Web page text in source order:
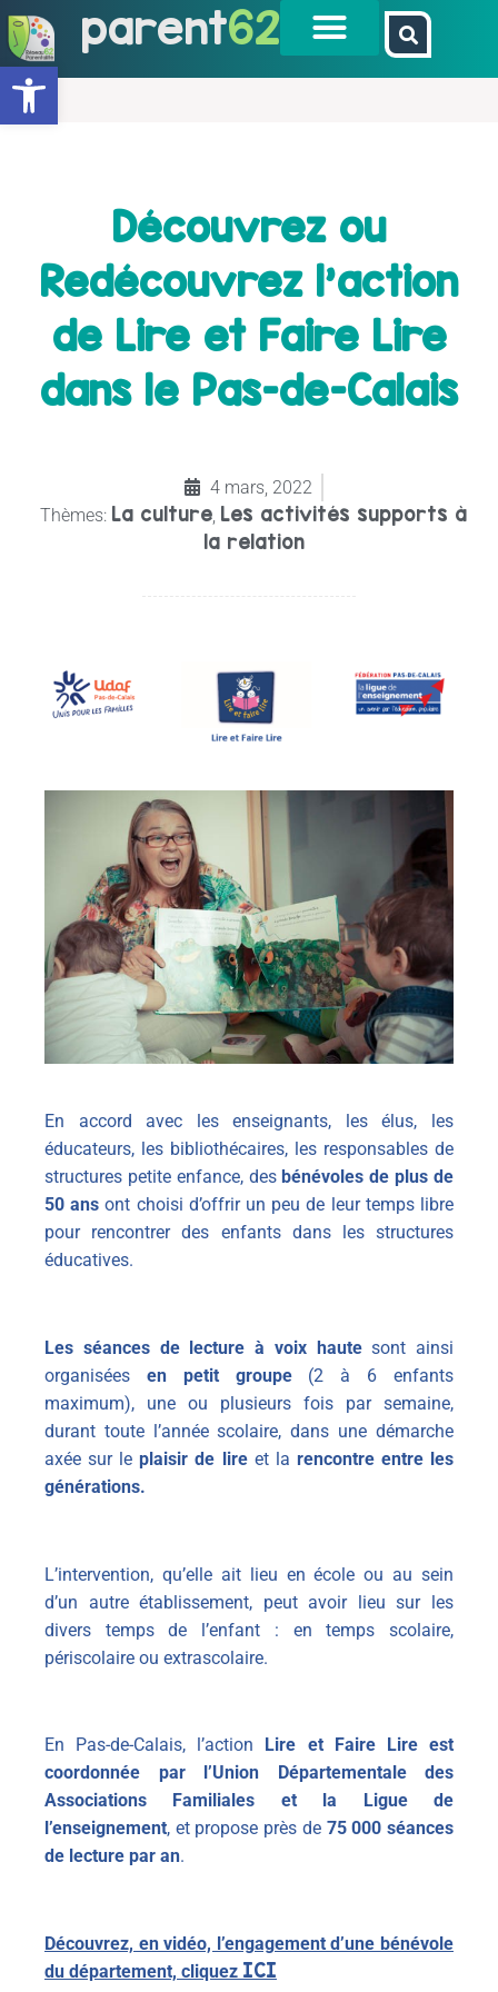
Ouvrir la barre d’outils
parent62
Découvrez ou
Redécouvrez l’action
de Lire et Faire Lire
dans le Pas-de-Calais
4 mars, 2022
Thèmes: La culture Les activités supports à
la relation
En accord avec les enseignants, les élus, les
éducateurs, les bibliothécaires, les responsables de
structures petite enfance, desbénévoles de plus de
50 ans ont choisi d’offrir un peu de leur temps libre
pour rencontrer des enfants dans les structures
éducatives.
Les séances de lecture à voix hautesont ainsi
organisées en petit groupe(2 à 6 enfants
maximum), une ou plusieurs fois par semaine,
durant toute l’année scolaire, dans une démarche
axée sur leplaisir de lireet la rencontre entre les
générations.
L’intervention, qu’elle ait lieu en école ou au sein
d’un autre établissement, peut avoir lieu sur les
divers temps de l’enfant : en temps scolaire,
périscolaire ou extrascolaire.
En Pas-de-Calais, l’action
Lire et Faire Lire est
coordonnée par l’Union Départementale des
Associations Familiales et la Ligue de
l’enseignement, et propose près de 75 000 séances
de lecture par an.
Découvrez, en vidéo, l’engagement d’une bénévole
du département, cliquez ICI